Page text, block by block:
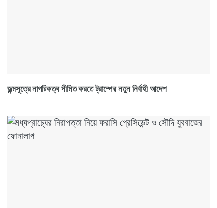
জন্মসূত্রে নাগরিকত্ব সীমিত করতে ট্রাম্পের নতুন নির্বাহী আদেশ